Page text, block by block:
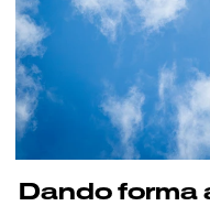
Dando forma